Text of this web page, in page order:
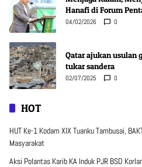
Hanafi di Forum
04/02/2026 0
Qatar ajukan usulan
tukar sandera
02/07/2025 0
HOT
HUT Ke-1 Kodam XIX Tuanku Tambusai,
Masyarakat
Aksi Polantas Karib KA Induk PJR BSD